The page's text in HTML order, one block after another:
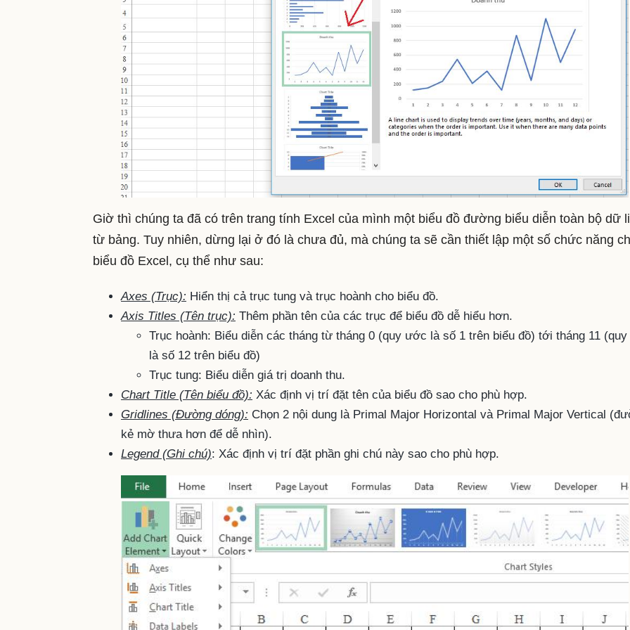
Giờ thì chúng ta đã có trên trang tính Excel của mình một biểu đồ đường biểu diễn toàn bộ dữ
từ bảng. Tuy nhiên, dừng lại ở đó là chưa đủ, mà chúng ta sẽ cần thiết lập một số chức năng
biểu đồ Excel, cụ thể như sau:
Axes (Trục): Hiển thị cả trục tung và trục hoành cho biểu đồ.
Axis Titles (Tên trục): Thêm phần tên của các trục để biểu đồ dễ hiểu hơn.
Trục hoành: Biểu diễn các tháng từ tháng 0 (quy ước là số 1 trên biểu đồ) tới tháng 11
là số 12 trên biểu đồ)
Trục tung: Biểu diễn giá trị doanh thu.
Chart Title (Tên biểu đồ): Xác định vị trí đặt tên của biểu đồ sao cho phù hợp.
Gridlines (Đường dóng): Chọn 2 nội dung là Primal Major Horizontal và Primal Major Vertical
kẻ mờ thưa hơn để dễ nhìn).
Legend (Ghi chú): Xác định vị trí đặt phần ghi chú này sao cho phù hợp.